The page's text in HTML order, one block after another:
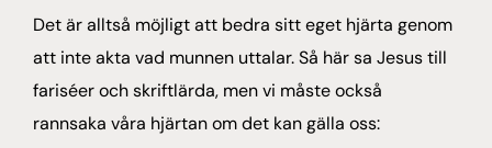
Det är alltså möjligt att bedra sitt eget hjärta genom
att inte akta vad munnen uttalar. Så här sa Jesus till
fariséer och skriftlärda, men vi måste också
rannsaka våra hjärtan om det kan gälla oss: